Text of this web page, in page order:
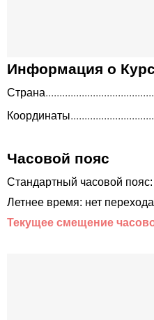
Информация о
Страна
Координаты
Часовой пояс
Стандартный часовой
Летнее время: нет перехода
Текущее смещение